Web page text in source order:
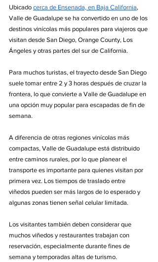
Ubicado cerca de Ensenada, en Baja California,
Valle de Guadalupe se ha convertido en uno de los
destinos vinícolas más populares para viajeros que
visitan desde San Diego, Orange County, Los
Ángeles y otras partes del sur de California.
Para muchos turistas, el trayecto desde San Diego
suele tomar entre 2 y 3 horas después de cruzar la
frontera, lo que convierte a Valle de Guadalupe en
una opción muy popular para escapadas de fin de
semana.
A diferencia de otras regiones vinícolas más
compactas, Valle de Guadalupe está distribuido
entre caminos rurales, por lo que planear el
transporte es importante para quienes visitan por
primera vez. Los tiempos de traslado entre
viñedos pueden ser más largos de lo esperado y
algunas zonas tienen señal celular limitada.
Los visitantes también deben considerar que
muchos viñedos y restaurantes trabajan con
reservación, especialmente durante fines de
semana y temporadas altas de turismo.